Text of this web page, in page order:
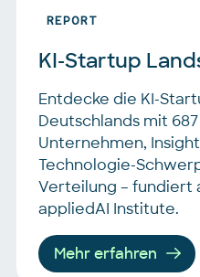
REPORT
KI-Startup
Entdecke die KI-
Deutschlands mit
Unternehmen,
Technologie-
Verteilung – fundiert
appliedAI Institute.
Mehr erfahren